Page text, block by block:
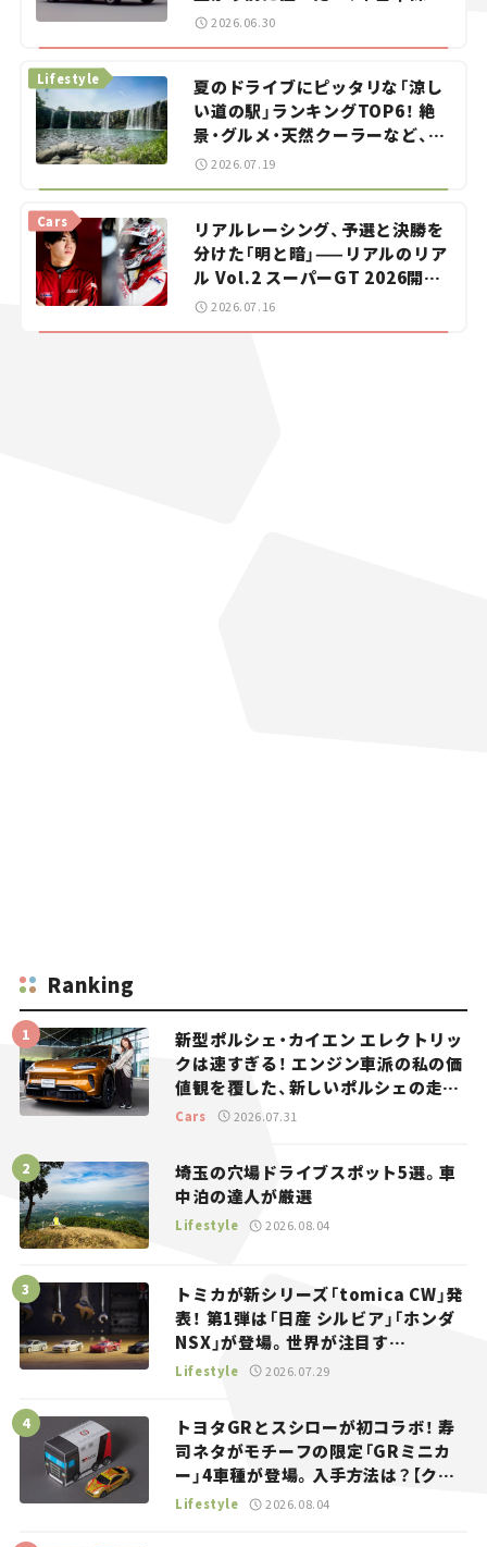
をお手伝い――ちょっとイケてるマ
2026.06.30
夏のドライブにピッタリな「涼し
い道の駅」ランキングTOP6！ 絶
景・グルメ・天然クーラーなど、避
暑におすすめのスポットを紹介
Lifestyle
2026.07.19
リアルレーシング、予選と決勝を
分けた「明と暗」——リアルのリア
ル Vol.2 スーパーGT 2026開幕
戦 岡山国際サーキット
Cars
2026.07.16
Ranking
新型ポルシェ・カイエン エレクトリッ
クは速すぎる！ エンジン車派の私の価
値観を覆した、新しいポルシェの走
り。
Cars 2026.07.31
埼玉の穴場ドライブスポット5選。車
中泊の達人が厳選
Lifestyle 2026.08.04
トミカが新シリーズ「tomica CW」発
表！ 第1弾は「日産 シルビア」「ホンダ
NSX」が登場。世界が注目す
る“JDM”に焦点【クルマとホビー】
Lifestyle 2026.07.29
トヨタGRとスシローが初コラボ！ 寿
司ネタがモチーフの限定「GRミニカ
ー」4車種が登場。入手方法は？【クル
マとホビー】
Lifestyle 2026.08.04